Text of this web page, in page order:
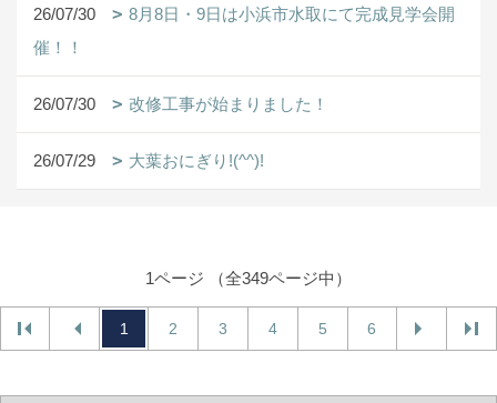
26/07/30
8月8日・9日は小浜市水取にて完成見学会開
催！！
26/07/30 改修工事が始まりました！
26/07/29 大葉おにぎり!(^^)!
1ページ （全349ページ中）
1 2 3 4 5 6